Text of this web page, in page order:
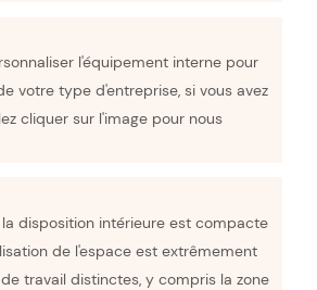
l'équipement interne pour
votre type d'entreprise, si vous avez
cliquer sur l'image pour nous
disposition intérieure est compacte
de l'espace est extrêmement
travail distinctes, y compris la zone